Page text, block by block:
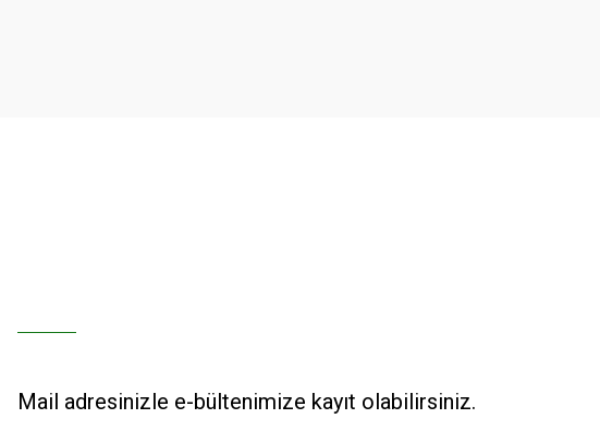
Mail adresinizle e-bültenimize kayıt olabilirsiniz.